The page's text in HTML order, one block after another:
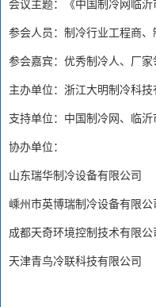
会议主题：《中国制冷网临
参会人员：制冷行业工程商
参会嘉宾：优秀制冷人、厂
主办单位：浙江大明制冷科技
支持单位：中国制冷网、临
协办单位：
山东瑞华制冷设备有限公司‍
嵊州市英博瑞制冷设备有限公
成都天奇环境控制技术有限公
天津青鸟冷联科技有限公司